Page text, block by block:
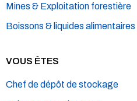
Mines & Exploitation forestière
Boissons & liquides alimentaires
VOUS ÊTES
Chef de dépôt de stockage